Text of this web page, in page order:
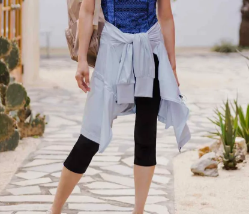
バッグ ネックレス
定番ベロア 定番スムース
WACOALコラボ商品